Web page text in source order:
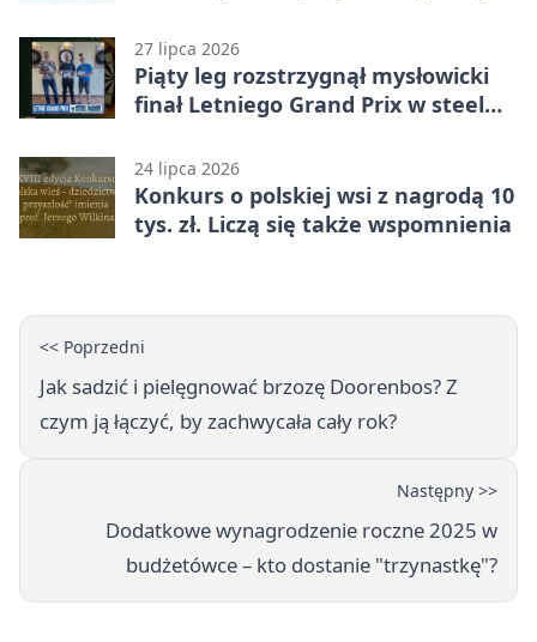
27 lipca 2026
Piąty leg rozstrzygnął mysłowicki
finał Letniego Grand Prix w steel
24 lipca 2026
Konkurs o polskiej wsi z nagrodą 10
tys. zł. Liczą się także wspomnienia
<< Poprzedni
Jak sadzić i pielęgnować brzozę Doorenbos? Z
czym ją łączyć, by zachwycała cały rok?
Następny >>
Dodatkowe wynagrodzenie roczne 2025 w
budżetówce – kto dostanie "trzynastkę"?